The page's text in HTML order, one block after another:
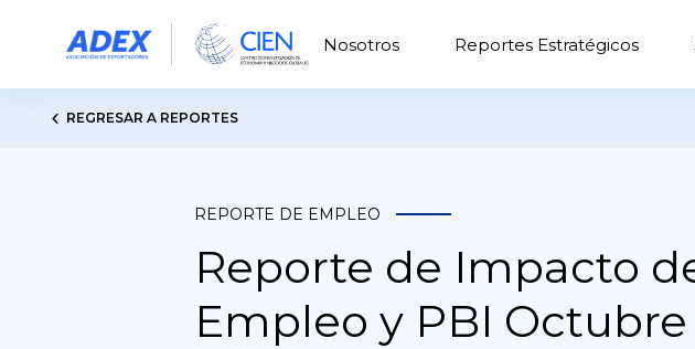
Nosotros Reportes Estratégicos
REGRESAR A REPORTES
REPORTE DE EMPLEO
Reporte de Impacto
Empleo y PBI Octubre